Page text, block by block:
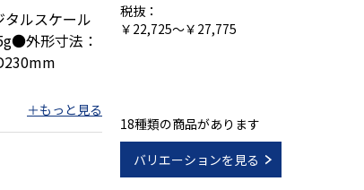
ルスケール
外形寸法：
税抜：
￥22,725～￥27,775
18種類の商品があります
バリエーションを見る